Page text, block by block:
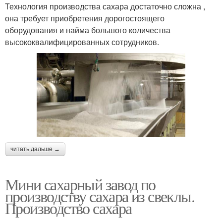
Технология производства сахара достаточно сложна ,
она требует приобретения дорогостоящего
оборудования и найма большого количества
высококвалифицированных сотрудников.
читать дальше →
Мини сахарный завод по
производству сахара из свеклы.
Производство сахара